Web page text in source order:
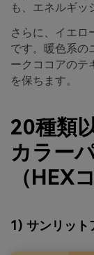
も、エネルギッ
さらに、イエロ
です。暖色系の
ークココアのテ
を保ちます。
20種類
カラー
（HEX
1) サンリット